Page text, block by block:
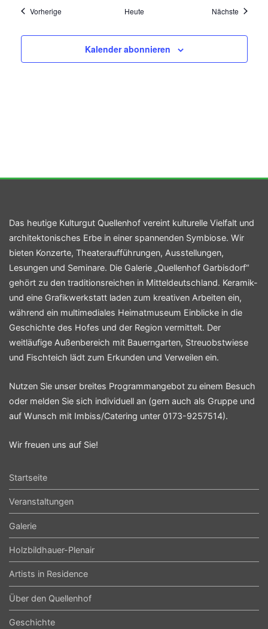
VorherigeVeranstaltungen Heute Nächste
Kalender abonnieren
Das heutige Kulturgut Quellenhof vereint kulturelle Vielfalt und
architektonisches Erbe in einer spannenden Symbiose. Wir
bieten Konzerte, Theateraufführungen, Ausstellungen,
Lesungen und Seminare. Die Galerie „Quellenhof Garbisdorf“
gehört zu den traditionsreichen in Mitteldeutschland. Keramik-
und eine Grafikwerkstatt laden zum kreativen Arbeiten ein,
wäh­rend ein multimediales Heimatmuseum Einblicke in die
Geschichte des Hofes und der Region vermittelt. Der
weitläufige Außenbereich mit Bauerngarten, Streuobstwiese
und Fischteich lädt zum Erkunden und Verweilen ein.
Nutzen Sie unser breites Programmangebot zu einem Besuch
oder melden Sie sich individuell an (gern auch als Gruppe und
auf Wunsch mit Imbiss/Catering unter 0173-9257514).
Wir freuen uns auf Sie!
Startseite
Veranstaltungen
Galerie
Holzbildhauer-Plenair
Artists in Residence
Über den Quellenhof
Geschichte